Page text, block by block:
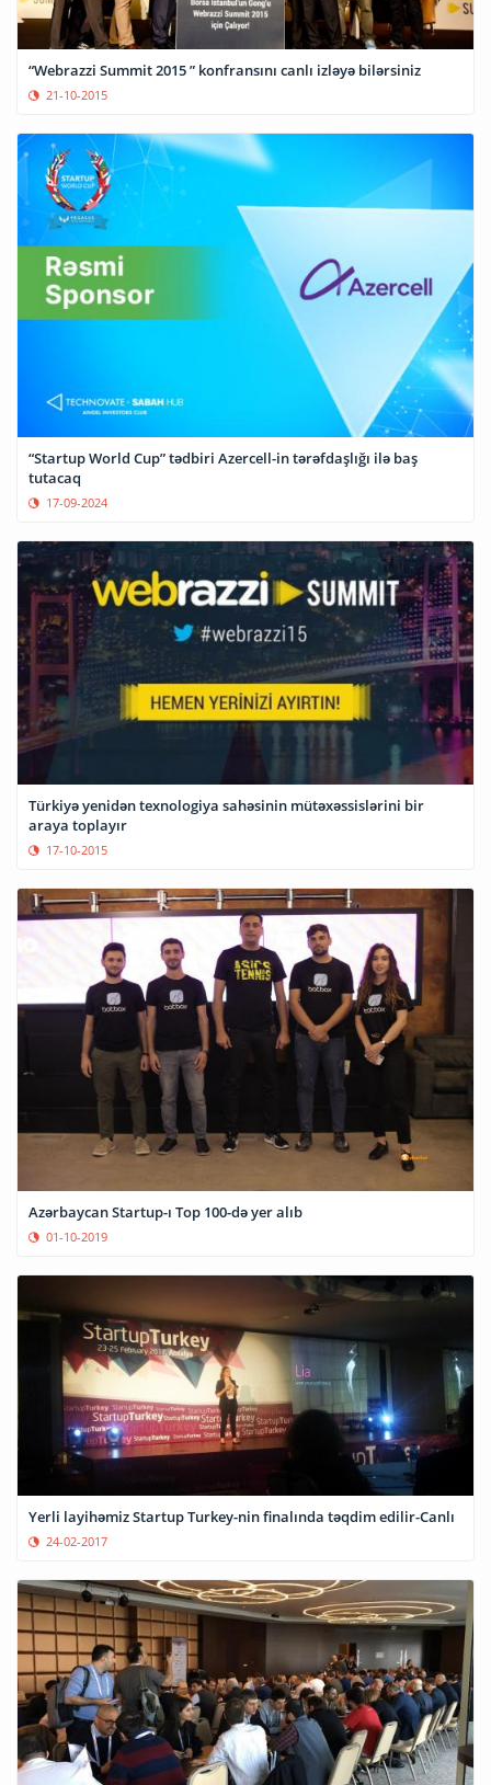
“Webrazzi Summit 2015 ” konfransını canlı izləyə bilərsiniz
21-10-2015
“Startup World Cup” tədbiri Azercell-in tərəfdaşlığı ilə baş
tutacaq
17-09-2024
Türkiyə yenidən texnologiya sahəsinin mütəxəssislərini bir
araya toplayır
17-10-2015
Azərbaycan Startup-ı Top 100-də yer alıb
01-10-2019
Yerli layihəmiz Startup Turkey-nin finalında təqdim edilir-Canlı
24-02-2017